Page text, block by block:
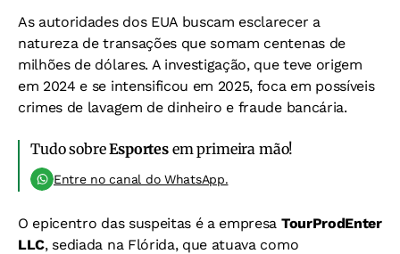
As autoridades dos EUA buscam esclarecer a
natureza de transações que somam centenas de
milhões de dólares. A investigação, que teve origem
em 2024 e se intensificou em 2025, foca em possíveis
crimes de lavagem de dinheiro e fraude bancária.
Tudo sobreEsportesem primeira mão!
Entre no canal do WhatsApp.
O epicentro das suspeitas é a empresa TourProdEnter
LLC, sediada na Flórida, que atuava como